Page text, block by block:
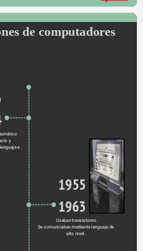
de computadores
y
e
1955
1963
Usaban transistores.
Se comunicaban mediante lenguaje de
alto nivel.